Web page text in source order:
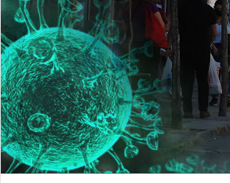
göndermek